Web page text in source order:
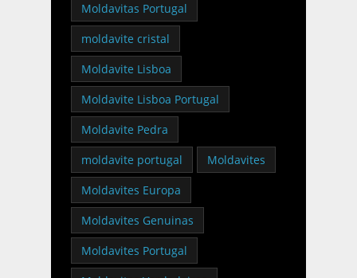
Moldavitas Portugal
moldavite cristal
Moldavite Lisboa
Moldavite Lisboa Portugal
Moldavite Pedra
moldavite portugal
Moldavites
Moldavites Europa
Moldavites Genuinas
Moldavites Portugal